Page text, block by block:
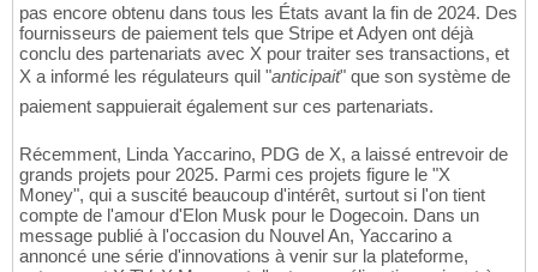
pas encore obtenu dans tous les États avant la fin de 2024. Des
fournisseurs de paiement tels que Stripe et Adyen ont déjà
conclu des partenariats avec X pour traiter ses transactions, et
X a informé les régulateurs quil "anticipait" que son système de
paiement sappuierait également sur ces partenariats.
Récemment, Linda Yaccarino, PDG de X, a laissé entrevoir de
grands projets pour 2025. Parmi ces projets figure le "X
Money", qui a suscité beaucoup d'intérêt, surtout si l'on tient
compte de l'amour d'Elon Musk pour le Dogecoin. Dans un
message publié à l'occasion du Nouvel An, Yaccarino a
annoncé une série d'innovations à venir sur la plateforme,